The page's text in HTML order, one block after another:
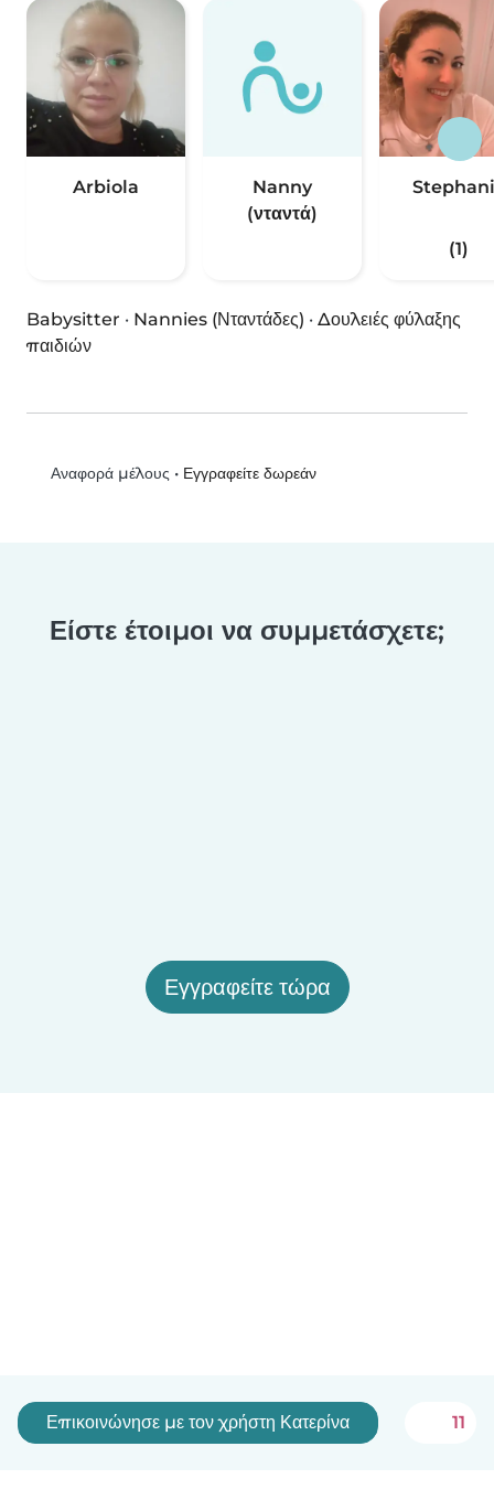
Arbiola
Nanny
(νταντά)
(1)
Babysitter · Nannies (Νταντάδες) · Δουλειές φύλαξης
παιδιών
Αναφορά μέλους • Εγγραφείτε δωρεάν
Είστε έτοιμοι να συμμετάσχετε;
Εγγραφείτε τώρα
Επικοινώνησε με τον χρήστη Κατερίνα 11